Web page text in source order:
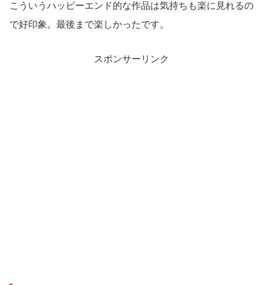
こういうハッピーエンド的な作品は気持ちも楽に見れるの
で好印象。最後まで楽しかったです。
スポンサーリンク